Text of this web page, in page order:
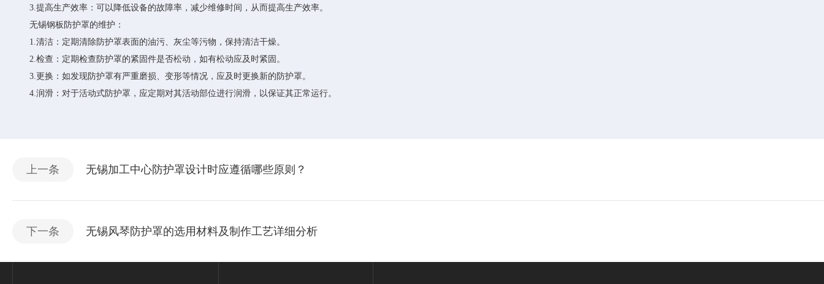
3.提高生产效率：可以降低设备的故障率，减少维修时间，从而提高生产效率。
无锡钢板防护罩的维护：
1.清洁：定期清除防护罩表面的油污、灰尘等污物，保持清洁干燥。
2.检查：定期检查防护罩的紧固件是否松动，如有松动应及时紧固。
3.更换：如发现防护罩有严重磨损、变形等情况，应及时更换新的防护罩。
4.润滑：对于活动式防护罩，应定期对其活动部位进行润滑，以保证其正常运行。
上一条 无锡加工中心防护罩设计时应遵循哪些原则？
下一条 无锡风琴防护罩的选用材料及制作工艺详细分析